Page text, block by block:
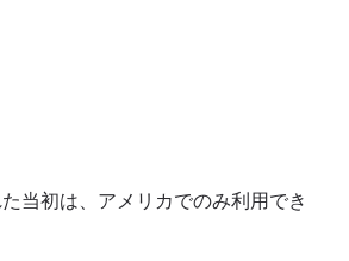
当初は、アメリカでのみ利用でき